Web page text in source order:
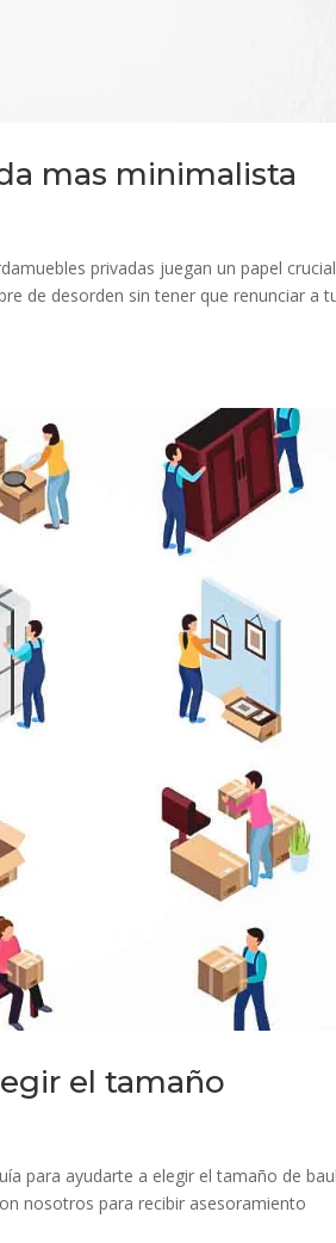
mas minimalista
privadas juegan un papel
de desorden sin tener que renunciar a
el tamaño
para ayudarte a elegir el tamaño de
nosotros para recibir asesoramiento